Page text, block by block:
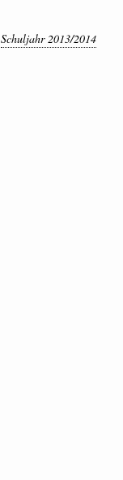
Schuljahr 2013/2014